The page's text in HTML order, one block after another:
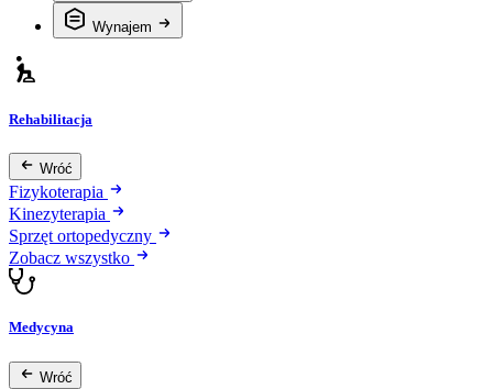
Wynajem
Rehabilitacja
Wróć
Fizykoterapia
Kinezyterapia
Sprzęt ortopedyczny
Zobacz wszystko
Medycyna
Wróć